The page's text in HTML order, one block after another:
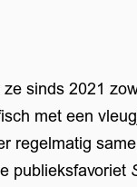
sinds 2021
met een
regelmatig
publieksfavoriet